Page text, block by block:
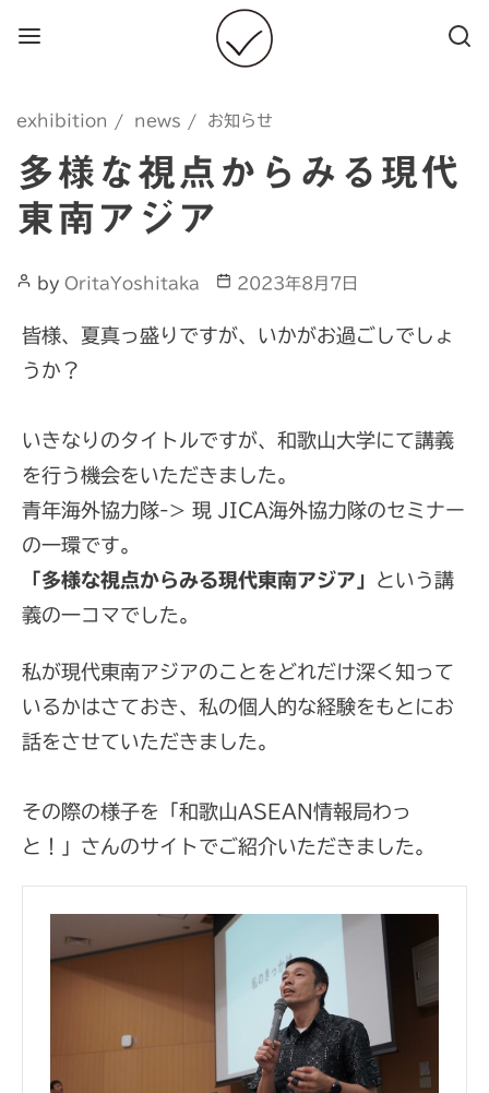
Menu Search
Categories
exhibition news お知らせ
多様な視点からみる現代
東南アジア
PostbyOritaYoshitaka
Post2023年8月7日
皆様、夏真っ盛りですが、いかがお過ごしでしょ
うか？
いきなりのタイトルですが、和歌山大学にて講義
を行う機会をいただきました。
青年海外協力隊-> 現 JICA海外協力隊のセミナー
の一環です。
「多様な視点からみる現代東南アジア」
という講
義の一コマでした。
私が現代東南アジアのことをどれだけ深く知って
いるかはさておき、私の個人的な経験をもとにお
話をさせていただきました。
その際の様子を「和歌山ASEAN情報局わっ
と！」さんのサイトでご紹介いただきました。